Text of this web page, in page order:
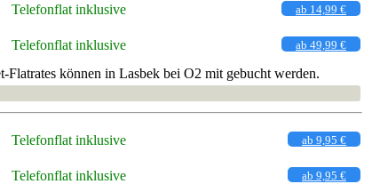
Telefonflat inklusive ab 14,99 €
Telefonflat inklusive ab 49,99 €
können in Lasbek bei O2 mit gebucht werden.
Telefonflat inklusive ab 9,95 €
Telefonflat inklusive ab 9,95 €